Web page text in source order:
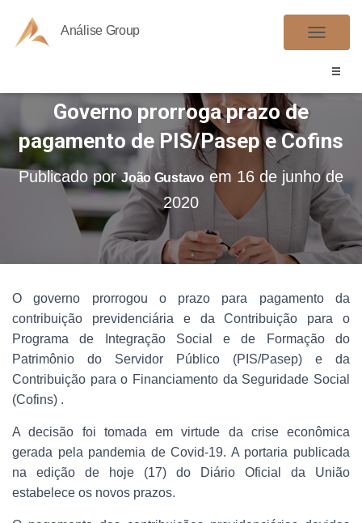
Análise Group
A
N
A
R
N
A
Ç
O
Governo prorroga prazo de
pagamento de PIS/Pasep e Cofins
Publicado porJoão Gustavoem 16 de junho de
2020
O governo prorrogou o prazo para pagamento da
contribuição previdenciária e da Contribuição para o
Programa de Integração Social e de Formação do
Patrimônio do Servidor Público (PIS/Pasep) e da
Contribuição para o Financiamento da Seguridade Social
(Cofins) .
A decisão foi tomada em virtude da crise econômica
gerada pela pandemia de Covid-19. A portaria publicada
na edição de hoje (17) do Diário Oficial da União
estabelece os novos prazos.